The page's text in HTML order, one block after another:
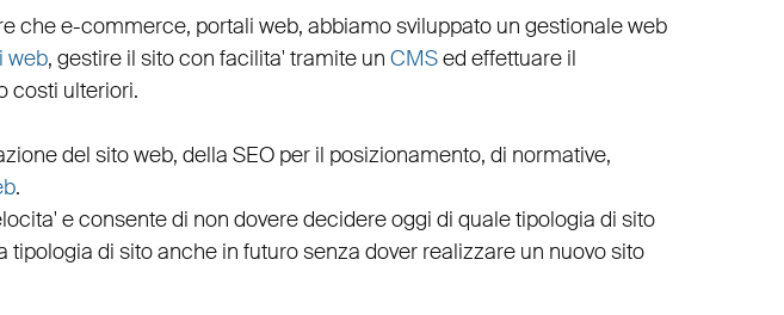
chee-commerce, portali web, abbiamo sviluppato un gestionale web
web, gestire il sito con facilita' tramite un CMSed effettuare il
costi ulteriori.
del sito web, della SEOper il posizionamento, di normative,
.
e consente di non dovere decidere oggi di quale tipologia di sito
di sito anche in futuro senza dover realizzare un nuovo sito